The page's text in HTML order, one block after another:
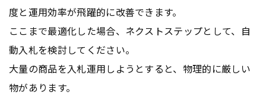
度と運用効率が飛躍的に改善できます。
ここまで最適化した場合、ネクストステップとして、自
動入札を検討してください。
大量の商品を入札運用しようとすると、物理的に厳しい
物があります。